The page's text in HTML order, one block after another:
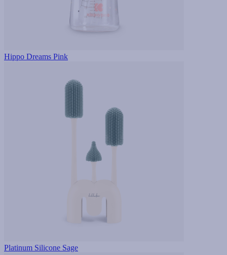
Hippo Dreams Pink
Platinum Silicone Sage